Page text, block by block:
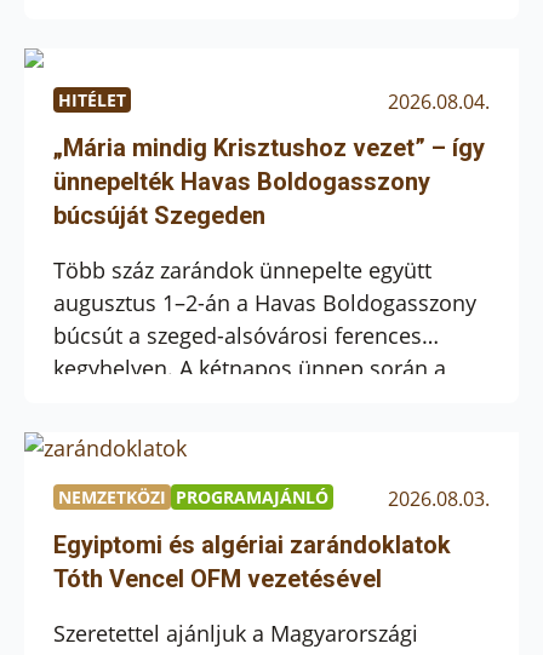
elköteleződés? Mit jelent egy olyan
közösséghez tartozni, amelyet nem
elsősorban a közös feladatok, hanem
ugyanannak az isteni meghívásnak a
keresése tart össze? Kóta Quirin és […]
HITÉLET 2026.08.04.
„Mária mindig Krisztushoz vezet” – így
ünnepelték Havas Boldogasszony
búcsúját Szegeden
Több száz zarándok ünnepelte együtt
augusztus 1–2-án a Havas Boldogasszony
búcsút a szeged-alsóvárosi ferences
kegyhelyen. A kétnapos ünnep során a
kapcsolódhattak be: szentmisék, keresztút,
szentségimádás, virrasztás, körmenet és
folyamatos gyónási lehetőség várta őket,
miközben a közösség imádkozott a
családokért, a hivatásokért, a betegekért
és Bálint Sándor boldoggá avatásáért. Az
ünnepen külön […]
NEMZETKÖZI PROGRAMAJÁNLÓ 2026.08.03.
Egyiptomi és algériai zarándoklatok
Tóth Vencel OFM vezetésével
Szeretettel ajánljuk a Magyarországi